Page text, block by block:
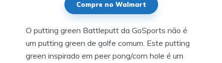
Compre no Walmart
O putting green Battleputt da GoSports não é
um putting green de golfe comum. Este putting
green inspirado em peer pong/corn hole é um